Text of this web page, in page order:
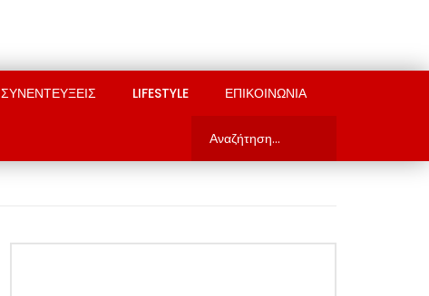
ΣΥΝΕΝΤΕΥΞΕΙΣ LIFESTYLE ΕΠΙΚΟΙΝΩΝΙΑ